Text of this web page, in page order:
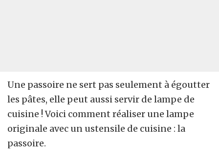
Une passoire ne sert pas seulement à égoutter
les pâtes, elle peut aussi servir de lampe de
cuisine ! Voici comment réaliser une lampe
originale avec un ustensile de cuisine : la
passoire.